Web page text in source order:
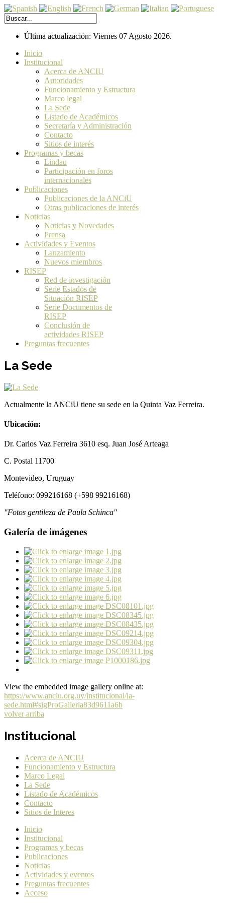
Última actualización: Viernes 07 Agosto 2026.
Inicio
Institucional
Acerca de ANCIU
Autoridades
Funcionamiento y Estructura
Marco legal
La Sede
Listado de Académicos
Secretaría y Administración
Contacto
Sitios de interés
Programas y becas
Lindau
Participación en foros
internacionales
Publicaciones
Publicaciones de la ANCiU
Otras publicaciones de interés
Noticias
Noticias y Novedades
Prensa
Actividades y Eventos
Lanzamiento
Nuevos miembros
RISEP
Red de investigación
Serie Estados de
Situación RISEP
Serie Documentos de
RISEP
Conclusión de
actividades RISEP
Preguntas frecuentes
La Sede
Actualmente la ANCiU tiene su sede en la Quinta Vaz Ferreira.
Ubicación:
Dr. Carlos Vaz Ferreira 3610 esq. Juan José Arteaga
C. Postal 11700
Montevideo, Uruguay
Teléfono: 099216168 (+598 99216168)
"Fotos gentileza de Paula Schinca"
Galería de imágenes
View the embedded image gallery online at:
https://www.anciu.org.uy/institucional/la-
sede.html#sigProGalleria83d9611a6b
volver arriba
Institucional
Acerca de ANCIU
Funcionamiento y Estructura
Marco Legal
La Sede
Listado de Académicos
Contacto
Sitios de Interes
Inicio
Institucional
Programas y becas
Publicaciones
Noticias
Actividades y eventos
Preguntas frecuentes
Acceso